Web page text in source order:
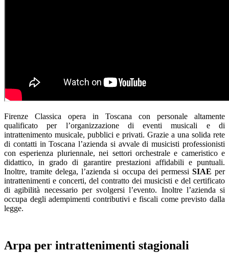
Firenze Classica opera in Toscana con personale altamente
qualificato per l’organizzazione di eventi musicali e di
intrattenimento musicale, pubblici e privati. Grazie a una solida rete
di contatti in Toscana l’azienda si avvale di musicisti professionisti
con esperienza pluriennale, nei settori orchestrale e cameristico e
didattico, in grado di garantire prestazioni affidabili e puntuali.
Inoltre, tramite delega, l’azienda si occupa dei permessi SIAE per
intrattenimenti e concerti, del contratto dei musicisti e del certificato
di agibilità necessario per svolgersi l’evento. Inoltre l’azienda si
occupa degli adempimenti contributivi e fiscali come previsto dalla
legge.
Arpa per intrattenimenti stagionali